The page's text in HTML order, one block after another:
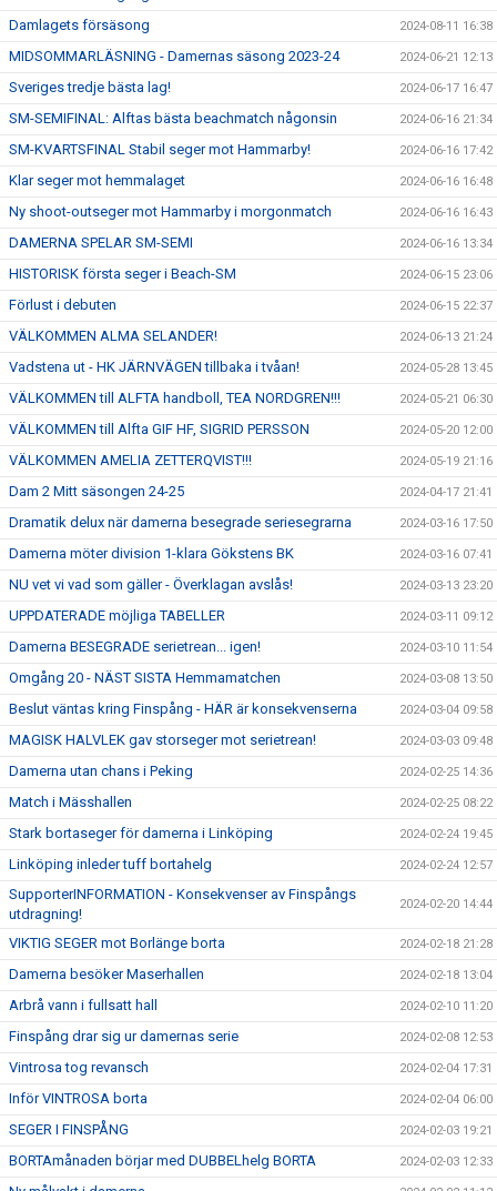
Damlagets försäsong 2024-08-11 16:38
MIDSOMMARLÄSNING - Damernas säsong 2023-24 2024-06-21 12:13
Sveriges tredje bästa lag! 2024-06-17 16:47
SM-SEMIFINAL: Alftas bästa beachmatch någonsin 2024-06-16 21:34
SM-KVARTSFINAL Stabil seger mot Hammarby! 2024-06-16 17:42
Klar seger mot hemmalaget 2024-06-16 16:48
Ny shoot-outseger mot Hammarby i morgonmatch 2024-06-16 16:43
DAMERNA SPELAR SM-SEMI 2024-06-16 13:34
HISTORISK första seger i Beach-SM 2024-06-15 23:06
Förlust i debuten 2024-06-15 22:37
VÄLKOMMEN ALMA SELANDER! 2024-06-13 21:24
Vadstena ut - HK JÄRNVÄGEN tillbaka i tvåan! 2024-05-28 13:45
VÄLKOMMEN till ALFTA handboll, TEA NORDGREN!!! 2024-05-21 06:30
VÄLKOMMEN till Alfta GIF HF, SIGRID PERSSON 2024-05-20 12:00
VÄLKOMMEN AMELIA ZETTERQVIST!!! 2024-05-19 21:16
Dam 2 Mitt säsongen 24-25 2024-04-17 21:41
Dramatik delux när damerna besegrade seriesegrarna 2024-03-16 17:50
Damerna möter division 1-klara Gökstens BK 2024-03-16 07:41
NU vet vi vad som gäller - Överklagan avslås! 2024-03-13 23:20
UPPDATERADE möjliga TABELLER 2024-03-11 09:12
Damerna BESEGRADE serietrean... igen! 2024-03-10 11:54
Omgång 20 - NÄST SISTA Hemmamatchen 2024-03-08 13:50
Beslut väntas kring Finspång - HÄR är konsekvenserna 2024-03-04 09:58
MAGISK HALVLEK gav storseger mot serietrean! 2024-03-03 09:48
Damerna utan chans i Peking 2024-02-25 14:36
Match i Mässhallen 2024-02-25 08:22
Stark bortaseger för damerna i Linköping 2024-02-24 19:45
Linköping inleder tuff bortahelg 2024-02-24 12:57
SupporterINFORMATION - Konsekvenser av Finspångs
utdragning!
2024-02-20 14:44
VIKTIG SEGER mot Borlänge borta 2024-02-18 21:28
Damerna besöker Maserhallen 2024-02-18 13:04
Arbrå vann i fullsatt hall 2024-02-10 11:20
Finspång drar sig ur damernas serie 2024-02-08 12:53
Vintrosa tog revansch 2024-02-04 17:31
Inför VINTROSA borta 2024-02-04 06:00
SEGER I FINSPÅNG 2024-02-03 19:21
BORTAmånaden börjar med DUBBELhelg BORTA 2024-02-03 12:33